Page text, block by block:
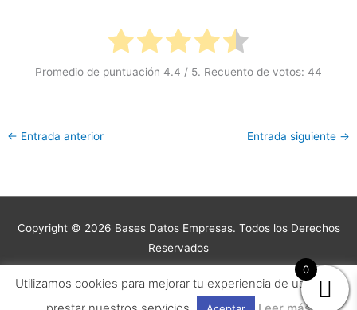
Promedio de puntuación 4.4 / 5. Recuento de votos: 44
← Entrada anterior Entrada siguiente →
Copyright © 2026 Bases Datos Empresas. Todos los Derechos
Reservados
Copyright © 2026 Bases Datos Empresas| Desarrollado por
Astra Tema WordPress
Utilizamos cookies para mejorar tu experiencia de usuario y
0